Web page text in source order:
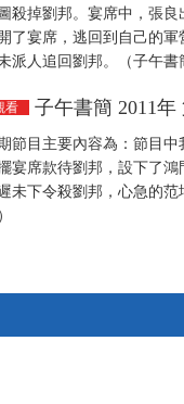
殺掉劉邦。宴席中，張良
了宴席，逃回到自己的軍
派人追回劉邦。（子午書
看 子午書簡 2011
節目主要內容為：節目
宴席款待劉邦，設下了
未下令殺劉邦，心急的